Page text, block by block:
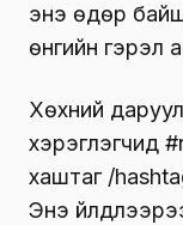
энэ өдөр
өнгийн гэрэл
Хөхний
хэрэглэгчид
хаштаг /
Энэ